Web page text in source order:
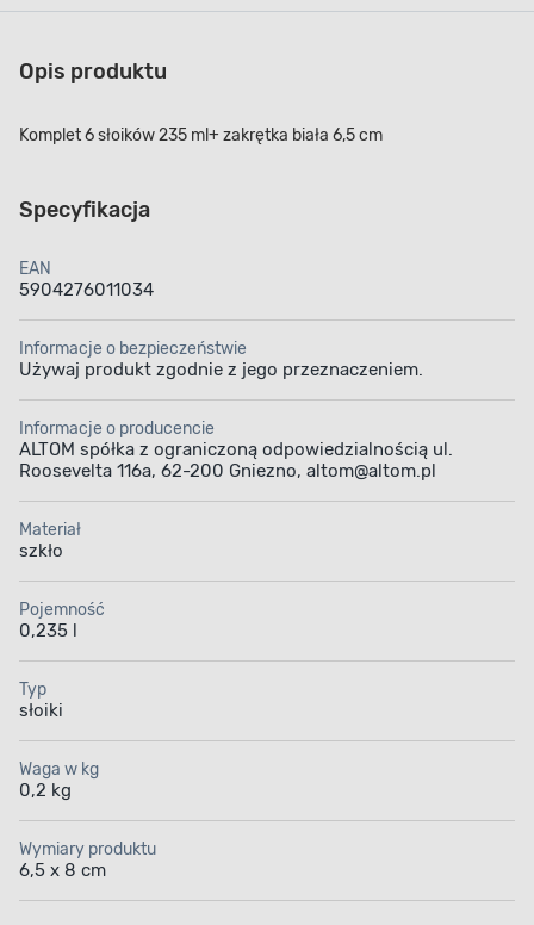
Opis produktu
Komplet 6 słoików 235 ml+ zakrętka biała 6,5 cm
Specyfikacja
EAN
5904276011034
Informacje o bezpieczeństwie
Używaj produkt zgodnie z jego przeznaczeniem.
Informacje o producencie
ALTOM spółka z ograniczoną odpowiedzialnością ul.
Roosevelta 116a, 62-200 Gniezno, altom@altom.pl
Materiał
szkło
Pojemność
0,235 l
Typ
słoiki
Waga w kg
0,2 kg
Wymiary produktu
6,5 x 8 cm